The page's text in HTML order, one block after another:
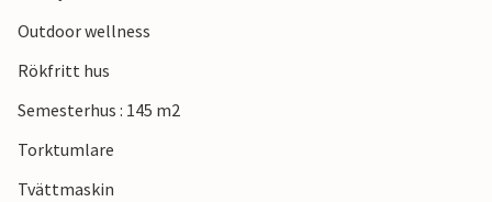
Outdoor wellness
Rökfritt hus
Semesterhus : 145 m2
Torktumlare
Tvättmaskin